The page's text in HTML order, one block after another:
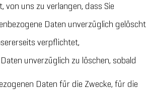
von uns zu verlangen, dass Sie
Daten unverzüglich gelöscht
verpflichtet,
unverzüglich zu löschen, sobald
Daten für die Zwecke, für die